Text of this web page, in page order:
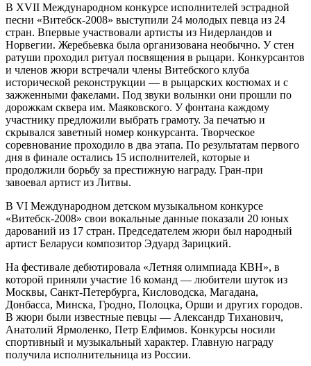
В ХVІІ Международном конкурсе исполнителей эстрадной
песни «Витебск-2008» выступили 24 молодых певца из 24
стран. Впервые участвовали артисты из Нидерландов и
Норвегии. Жеребьевка была организована необычно. У стен
ратуши проходил ритуал посвящения в рыцари. Конкурсантов
и членов жюри встречали члены Витебского клуба
исторической реконструкции — в рыцарских костюмах и с
зажженными факелами. Под звуки волынки они прошли по
дорожкам сквера им. Маяковского. У фонтана каждому
участнику предложили выбрать грамоту. За печатью и
скрывался заветный номер конкурсанта. Творческое
соревнование проходило в два этапа. По результатам первого
дня в финале остались 15 исполнителей, которые и
продолжили борьбу за престижную награду. Гран-при
завоевал артист из Литвы.
В VІ Международном детском музыкальном конкурсе
«Витебск-2008» свои вокальные данные показали 20 юных
дарований из 17 стран. Председателем жюри был народный
артист Беларуси композитор Эдуард Зарицкий.
На фестивале дебютировала «Летняя олимпиада КВН», в
которой приняли участие 16 команд — любители шуток из
Москвы, Санкт-Петербурга, Кисловодска, Магадана,
Донбасса, Минска, Гродно, Полоцка, Орши и других городов.
В жюри были известные певцы — Александр Тиханович,
Анатолий Ярмоленко, Петр Елфимов. Конкурсы носили
спортивный и музыкальный характер. Главную награду
получила исполнительница из России.